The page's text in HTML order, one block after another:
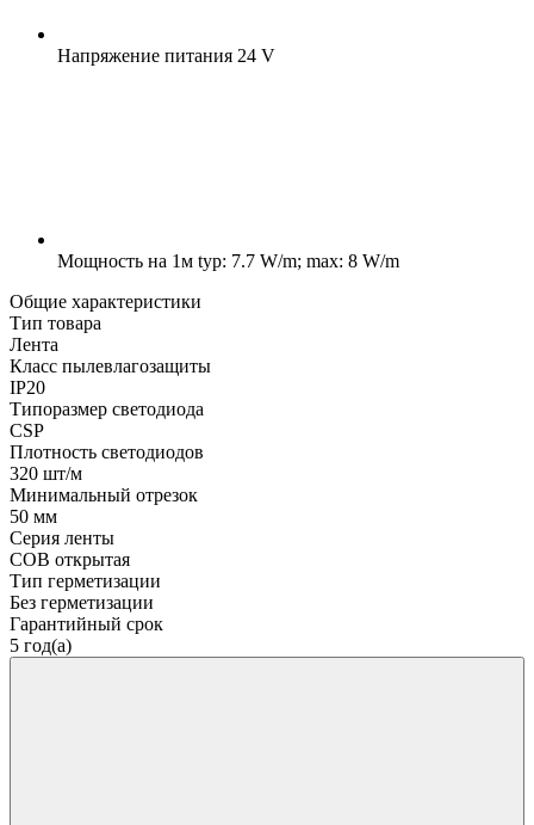
Напряжение питания 24 V
Мощность на 1м typ: 7.7 W/m; max: 8 W/m
Общие характеристики
Тип товара
Лента
Класс пылевлагозащиты
IP20
Типоразмер светодиода
CSP
Плотность светодиодов
320 шт/м
Минимальный отрезок
50 мм
Серия ленты
COB открытая
Тип герметизации
Без герметизации
Гарантийный срок
5 год(а)